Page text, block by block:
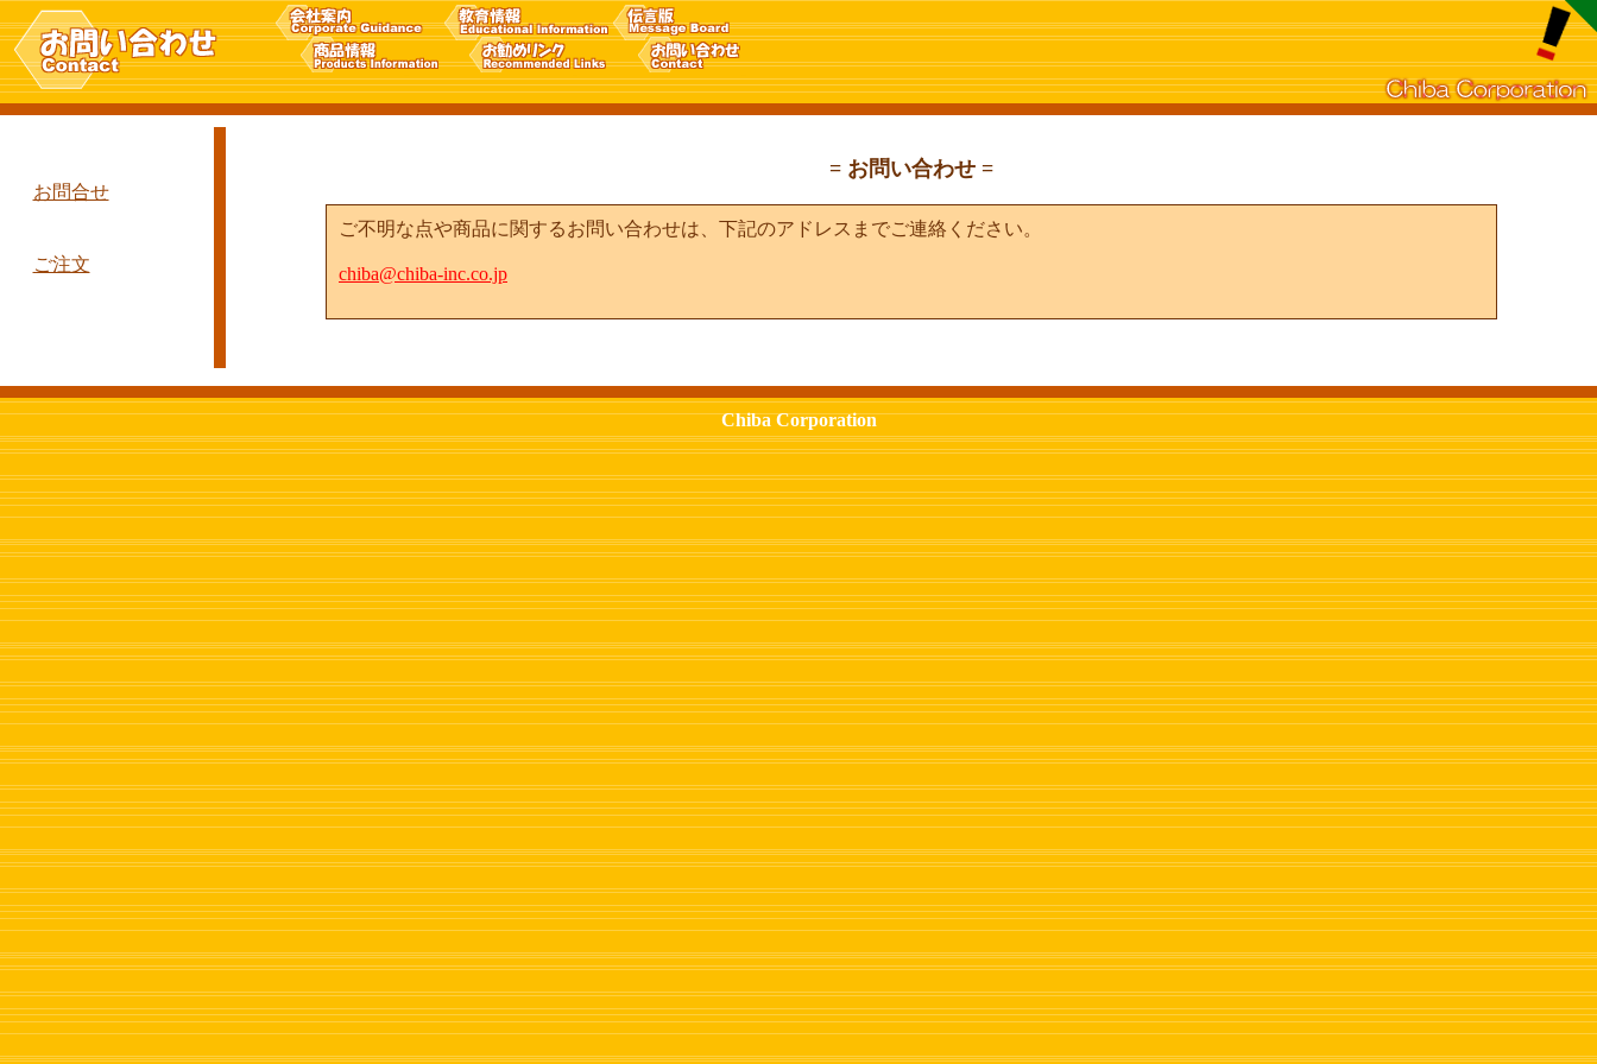
お問合せ
ご注文
= お問い合わせ =
ご不明な点や商品に関するお問い合わせは、下記のアドレスまでご連絡ください。
chiba@chiba-inc.co.jp
Chiba Corporation